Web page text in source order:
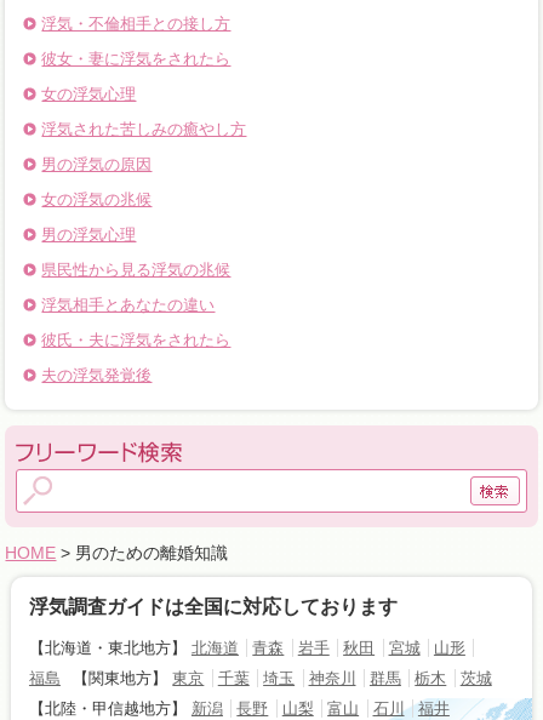
浮気・不倫相手との接し方
彼女・妻に浮気をされたら
女の浮気心理
浮気された苦しみの癒やし方
男の浮気の原因
女の浮気の兆候
男の浮気心理
県民性から見る浮気の兆候
浮気相手とあなたの違い
彼氏・夫に浮気をされたら
夫の浮気発覚後
HOME > 男のための離婚知識
浮気調査ガイドは全国に対応しております
【北海道・東北地方】 北海道 青森 岩手 秋田 宮城
山形
福島
【関東地方】 東京 千葉 埼玉 神奈川 群馬 栃木
茨城
【北陸・甲信越地方】
新潟 長野 山梨 富山 石川
福井